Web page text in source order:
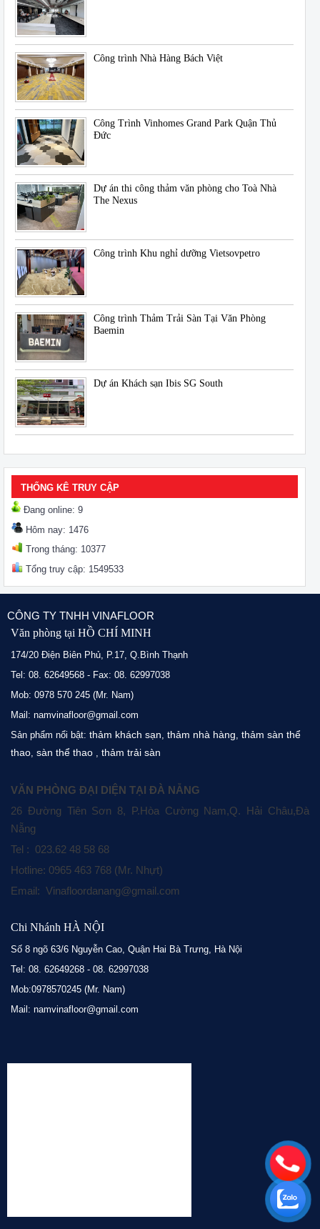
Công trình Nhà Hàng Bách Việt
Công Trình Vinhomes Grand Park Quận Thủ
Đức
Dự án thi công thảm văn phòng cho Toà Nhà
The Nexus
Công trình Khu nghỉ dưỡng Vietsovpetro
Công trình Thảm Trải Sàn Tại Văn Phòng
Baemin
Dự án Khách sạn Ibis SG South
THỐNG KÊ TRUY CẬP
Đang online: 9
Hôm nay: 1476
Trong tháng: 10377
Tổng truy cập: 1549533
CÔNG TY TNHH VINAFLOOR
Văn phòng tại HỒ CHÍ MINH
174/20 Điện Biên Phủ, P.17, Q.Bình Thạnh
Tel: 08. 62649568 - Fax: 08. 62997038
Mob: 0978 570 245 (Mr. Nam)
Mail: namvinafloor@gmail.com
Sản phẩm nổi bật: thảm khách sạn, thảm nhà hàng, thảm sàn thể
thao, sàn thể thao , thảm trải sàn
VĂN PHÒNG ĐẠI DIỆN TẠI ĐÀ NẴNG
26 Đường Tiên Sơn 8, P.Hòa Cường Nam,Q. Hải Châu,Đà
Nẵng
Tel : 023.62 48 58 68
Hotline: 0965 463 768 (Mr. Nhựt)
Email: Vinafloordanang@gmail.com
Chi Nhánh HÀ NỘI
Số 8 ngõ 63/6 Nguyễn Cao, Quận Hai Bà Trưng, Hà Nội
Tel: 08. 62649268 - 08. 62997038
Mob:0978570245 (Mr. Nam)
Mail: namvinafloor@gmail.com